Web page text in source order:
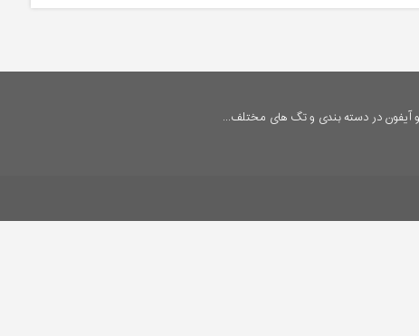
آیفون در دسته بندی و تگ های مختلف...